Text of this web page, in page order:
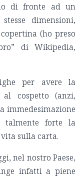
di fronte ad un
dimensioni,
(ho preso
di Wikipedia,
per avere la
cospetto (anzi,
immedesimazione
talmente forte la
sulla carta.
nel nostro Paese,
infatti a piene